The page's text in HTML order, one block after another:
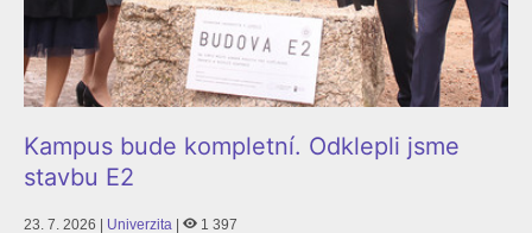
Kampus bude kompletní. Odklepli jsme
stavbu E2
23. 7. 2026 | Univerzita 1 397